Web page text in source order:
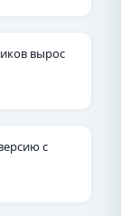
вырос
с